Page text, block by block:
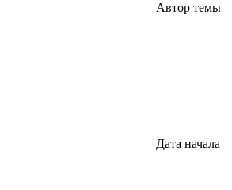
Автор темы
Дата начала